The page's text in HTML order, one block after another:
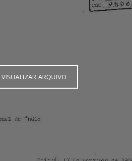
VISUALIZAR ARQUIVO